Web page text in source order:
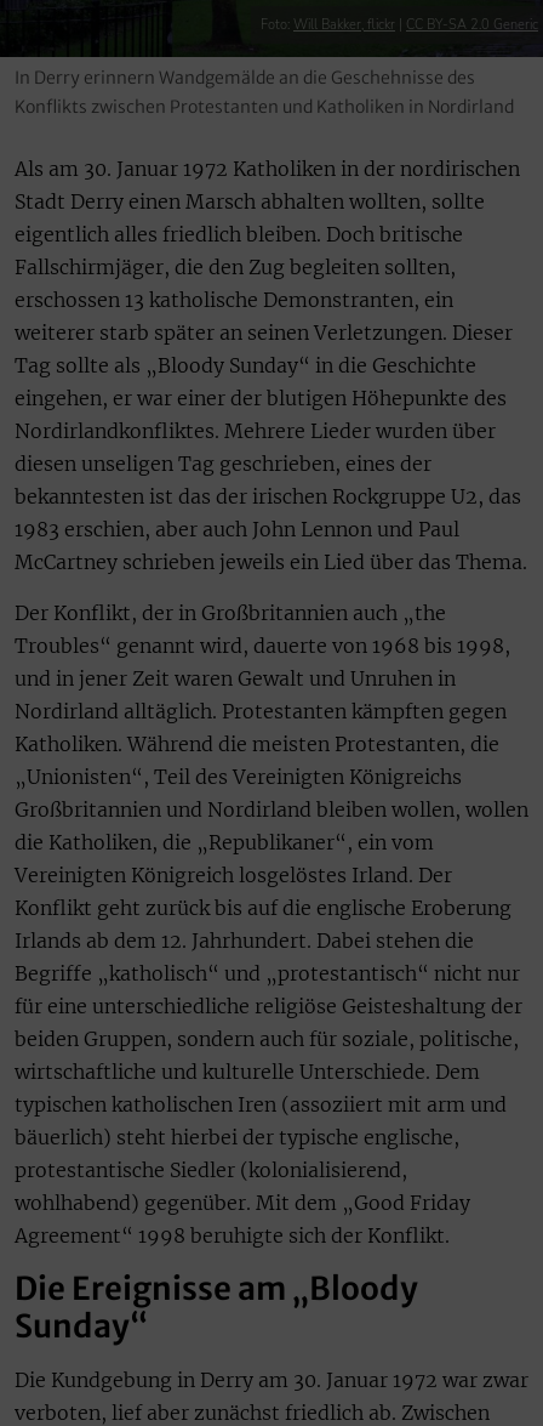
Foto: Will Bakker, flickr CC BY-SA 2.0 Generic
In Derry erinnern Wandgemälde an die Geschehnisse des
Konflikts zwischen Protestanten und Katholiken in Nordirland
Als am 30. Januar 1972 Katholiken in der nordirischen
Stadt Derry einen Marsch abhalten wollten, sollte
eigentlich alles friedlich bleiben. Doch britische
Fallschirmjäger, die den Zug begleiten sollten,
erschossen 13 katholische Demonstranten, ein
weiterer starb später an seinen Verletzungen. Dieser
Tag sollte als „Bloody Sunday“ in die Geschichte
eingehen, er war einer der blutigen Höhepunkte des
Nordirlandkonfliktes. Mehrere Lieder wurden über
diesen unseligen Tag geschrieben, eines der
bekanntesten ist das der irischen Rockgruppe U2, das
1983 erschien, aber auch John Lennon und Paul
McCartney schrieben jeweils ein Lied über das Thema.
Der Konflikt, der in Großbritannien auch „the
Troubles“ genannt wird, dauerte von 1968 bis 1998,
und in jener Zeit waren Gewalt und Unruhen in
Nordirland alltäglich. Protestanten kämpften gegen
Katholiken. Während die meisten Protestanten, die
„Unionisten“, Teil des Vereinigten Königreichs
Großbritannien und Nordirland bleiben wollen, wollen
die Katholiken, die „Republikaner“, ein vom
Vereinigten Königreich losgelöstes Irland. Der
Konflikt geht zurück bis auf die englische Eroberung
Irlands ab dem 12. Jahrhundert. Dabei stehen die
Begriffe „katholisch“ und „protestantisch“ nicht nur
für eine unterschiedliche religiöse Geisteshaltung der
beiden Gruppen, sondern auch für soziale, politische,
wirtschaftliche und kulturelle Unterschiede. Dem
typischen katholischen Iren (assoziiert mit arm und
bäuerlich) steht hierbei der typische englische,
protestantische Siedler (kolonialisierend,
wohlhabend) gegenüber. Mit dem „Good Friday
Agreement“ 1998 beruhigte sich der Konflikt.
Die Ereignisse am „Bloody
Sunday“
Die Kundgebung in Derry am 30. Januar 1972 war zwar
verboten, lief aber zunächst friedlich ab. Zwischen